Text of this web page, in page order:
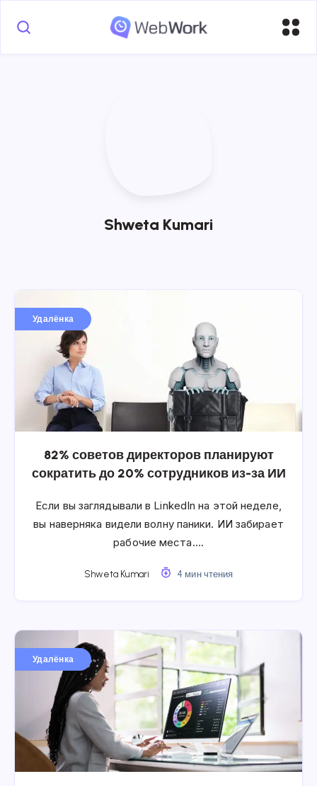
Shweta Kumari
Удалёнка
82% советов директоров планируют
сократить до 20% сотрудников из-за ИИ
Если вы заглядывали в LinkedIn на этой неделе,
вы наверняка видели волну паники. ИИ забирает
рабочие места….
Shweta Kumari 4 мин чтения
Удалёнка